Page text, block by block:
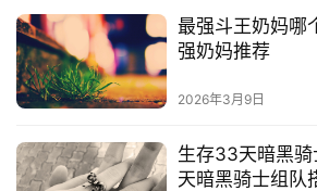
最强斗王奶妈哪
强奶妈推荐
2026年3月9日
生存33天暗黑
天暗黑骑士组队